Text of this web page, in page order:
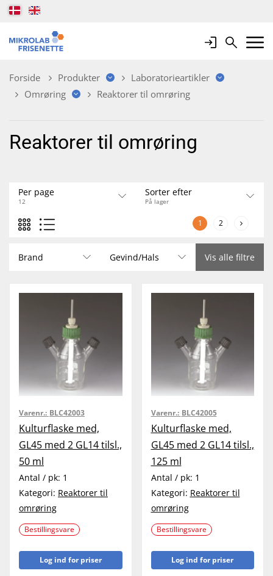
LoginSearchMobile
Forside Produkter
Laboratorieartikler
Omrøring
Reaktorer til omrøring
Reaktorer til omrøring
Per page
12
Sorter efter
På lager
1 2
Brand Gevind/Hals Vis alle filtre
Varenr.: BLC42003
Kulturflaske med,
GL45 med 2 GL14 tilsl.,
50 ml
Antal / pk: 1
Kategori: Reaktorer til
omrøring
Bestillingsvare
Log ind for priser
Varenr.: BLC42005
Kulturflaske med,
GL45 med 2 GL14 tilsl.,
125 ml
Antal / pk: 1
Kategori: Reaktorer til
omrøring
Bestillingsvare
Log ind for priser